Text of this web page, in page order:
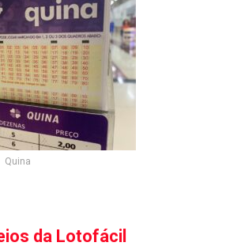
Quina
da Lotofácil